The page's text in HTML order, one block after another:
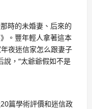
時的未婚妻、后來的
。豐年輕人拿著這本
夜迷信家怎么跟妻子
說，“太爺爺假如不是
篇學術評價和迷信政